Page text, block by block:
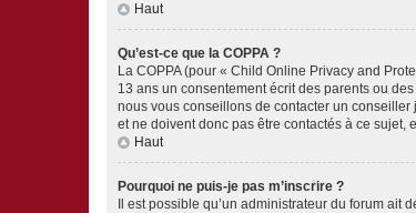
Haut
Qu’est-ce que la COPPA ?
La COPPA (pour « Child Online Privacy and
13 ans un consentement écrit des parents ou
nous vous conseillons de contacter un
et ne doivent donc pas être contactés à ce sujet,
Haut
Pourquoi ne puis-je pas m’inscrire ?
Il est possible qu’un administrateur du forum